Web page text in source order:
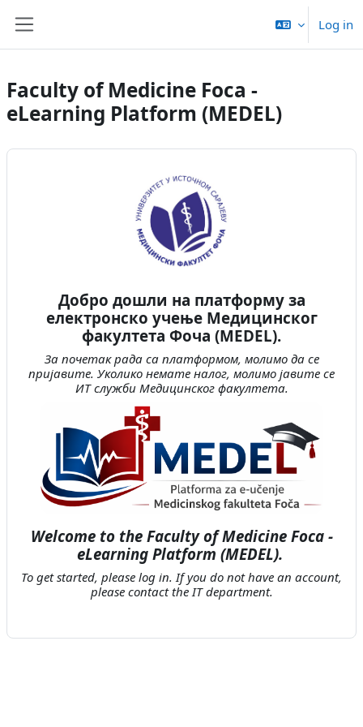
Log in
Faculty of Medicine Foca -
eLearning Platform (MEDEL)
Добро дошли на платформу за
електронско учење Медицинског
факултета Фоча (MEDEL).
За почетак рада са платформом, молимо да се
пријавите. Уколико немате налог, молимо јавите се
ИТ служби Медицинског факултета.
Welcome to the Faculty of Medicine Foca -
eLearning Platform (MEDEL).
To get started, please log in. If you do not have an account,
please contact the IT department.